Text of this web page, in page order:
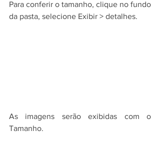
Para conferir o tamanho, clique no fundo
da pasta, selecione Exibir > detalhes.
As imagens serão exibidas com o
Tamanho.